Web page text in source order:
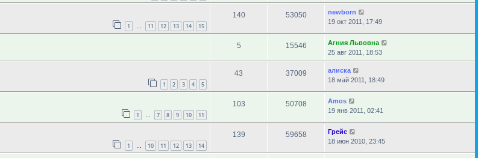
1 … 11 12 13 14 15
140 53050
newborn
19 окт 2011, 17:49
5 15546
Агния Львовна
25 авг 2011, 18:53
1 2 3 4 5
43 37009
алиска
18 май 2011, 18:49
1 … 7 8 9 10 11
103 50708
Amos
19 янв 2011, 02:41
1 … 10 11 12 13 14
139 59658
Грейс
18 июн 2010, 23:45